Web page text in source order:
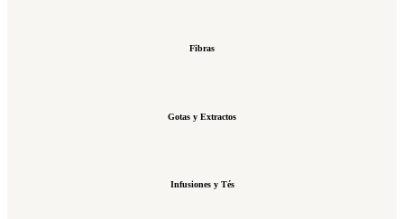
Fibras
Gotas y Extractos
Infusiones y Tés